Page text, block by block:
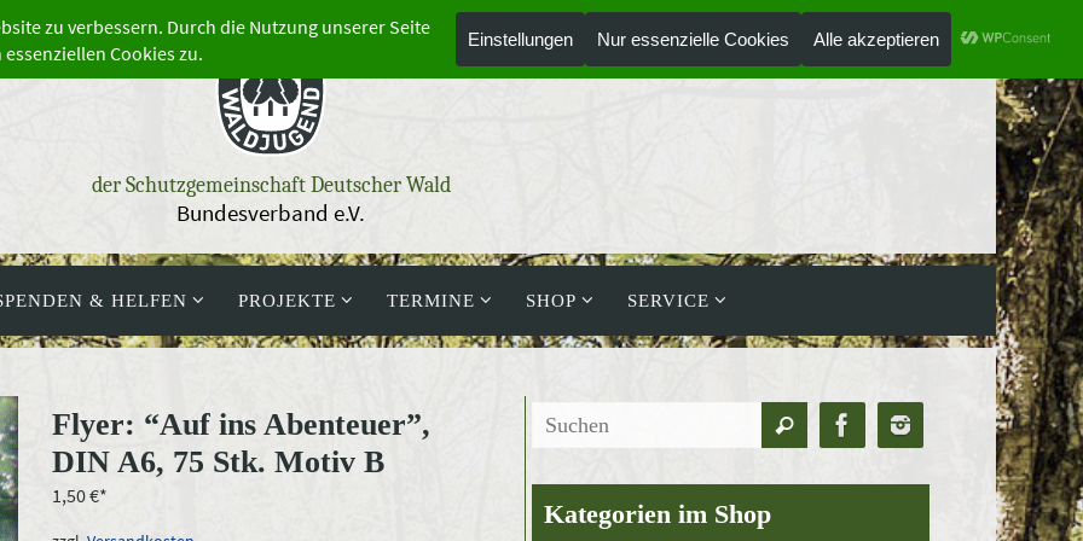
der Schutzgemeinschaft Deutscher Wald
Bundesverband e.V.
& HELFEN PROJEKTE TERMINE SHOP SERVICE
Flyer: “Auf ins Abenteuer”,
DIN A6, 75 Stk. Motiv B
1,50€
Suchen
nach:
Suchen
Kategorien im Shop